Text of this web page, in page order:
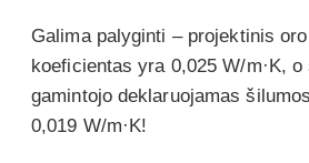
Galima palyginti – projektinis
koeficientas yra 0,025 W/m·K, o
gamintojo deklaruojamas
0,019 W/m·K!